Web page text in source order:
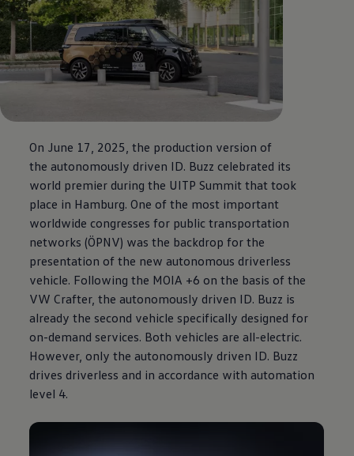
On June 17, 2025, the production version of
the autonomously driven ID. Buzz celebrated its
world premier during the UITP Summit that took
place in Hamburg. One of the most important
worldwide congresses for public transportation
networks (ÖPNV) was the backdrop for the
presentation of the new autonomous driverless
vehicle. Following the MOIA +6 on the basis of the
VW Crafter, the autonomously driven ID. Buzz is
already the second vehicle specifically designed for
on-demand services. Both vehicles are all-electric.
However, only the autonomously driven ID. Buzz
drives driverless and in accordance with automation
level 4.